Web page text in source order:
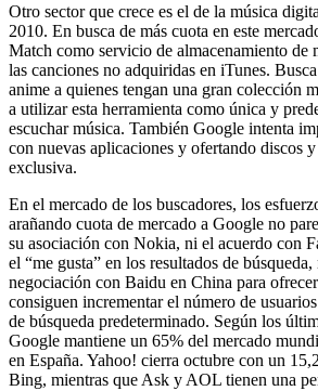
Otro sector que crece es el de la música
2010. En busca de más cuota en este
Match como servicio de almacenamiento de
las canciones no adquiridas en iTunes.
anime a quienes tengan una gran colección
a utilizar esta herramienta como única y
escuchar música. También Google intenta
con nuevas aplicaciones y ofertando discos
exclusiva.
En el mercado de los buscadores, los
arañando cuota de mercado a Google no
su asociación con Nokia, ni el acuerdo con
el “me gusta” en los resultados de
negociación con Baidu en China para
consiguen incrementar el número de
de búsqueda predeterminado. Según los
Google mantiene un 65% del mercado
en España. Yahoo! cierra octubre con un
Bing, mientras que Ask y AOL tienen una